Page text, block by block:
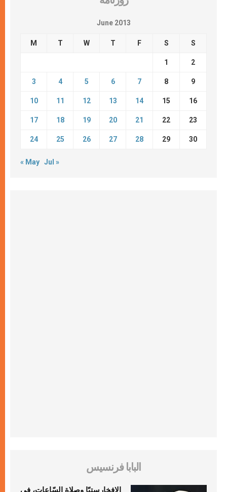
June 2013
M T W T F S S
1 2
3 4 5 6 7 8 9
10 11 12 13 14 15 16
17 18 19 20 21 22 23
24 25 26 27 28 29 30
« May Jul »
البابا فرنسيس
الإفخارستيّا وصلاة السّاعات، في